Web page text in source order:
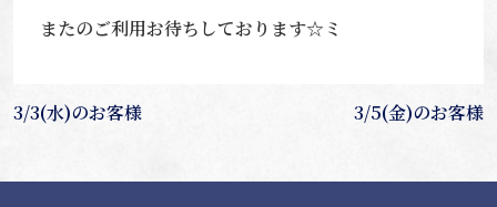
またのご利用お待ちしております☆ミ
投
ビ
3/3(水)のお客様 3/5(金)のお客様